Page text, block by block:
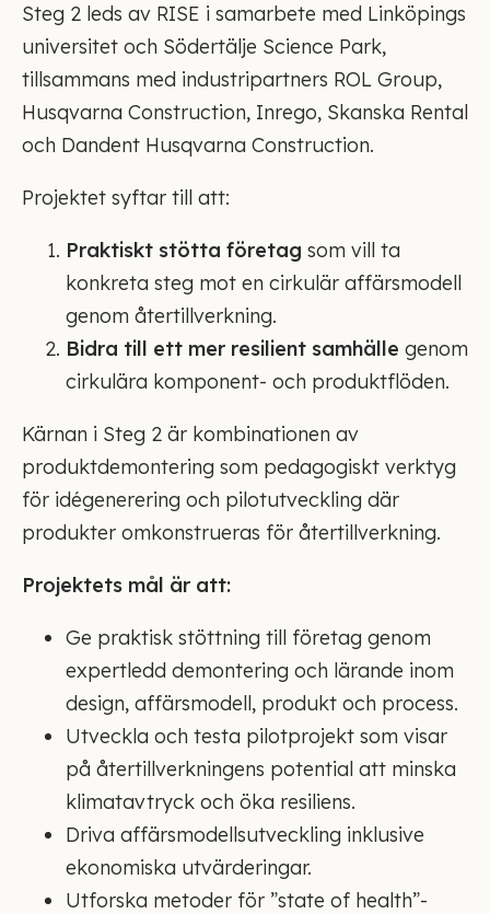
Steg 2 leds av RISE i samarbete med Linköpings
universitet och Södertälje Science Park,
tillsammans med industripartners ROL Group,
Husqvarna Construction, Inrego, Skanska Rental
och Dandent Husqvarna Construction.
Projektet syftar till att:
Praktiskt stötta företag som vill ta
konkreta steg mot en cirkulär affärsmodell
genom återtillverkning.
Bidra till ett mer resilient samhälle genom
cirkulära komponent- och produktflöden.
Kärnan i Steg 2 är kombinationen av
produktdemontering som pedagogiskt verktyg
för idégenerering och pilotutveckling där
produkter omkonstrueras för återtillverkning.
Projektets mål är att:
Ge praktisk stöttning till företag genom
expertledd demontering och lärande inom
design, affärsmodell, produkt och process.
Utveckla och testa pilotprojekt som visar
på återtillverkningens potential att minska
klimatavtryck och öka resiliens.
Driva affärsmodellsutveckling inklusive
ekonomiska utvärderingar.
Utforska metoder för ”state of health”-